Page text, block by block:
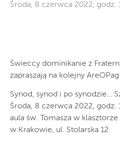
Środa, 8 czerwca 2022, godz.
Świeccy dominikanie z
zapraszają na kolejny AreOPag:
Synod, synod i po synodzie…
Środa, 8 czerwca 2022, godz.
aula św. Tomasza w
w Krakowie, ul. Stolarska 12